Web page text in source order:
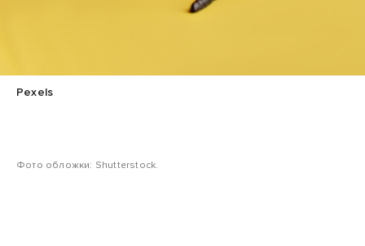
Pexels
Фото обложки: Shutterstock.